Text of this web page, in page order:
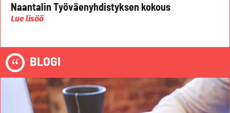
Naantalin Työväenyhdistyksen kokous
Lue lisää
BLOGI